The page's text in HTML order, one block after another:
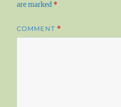
are marked *
COMMENT *